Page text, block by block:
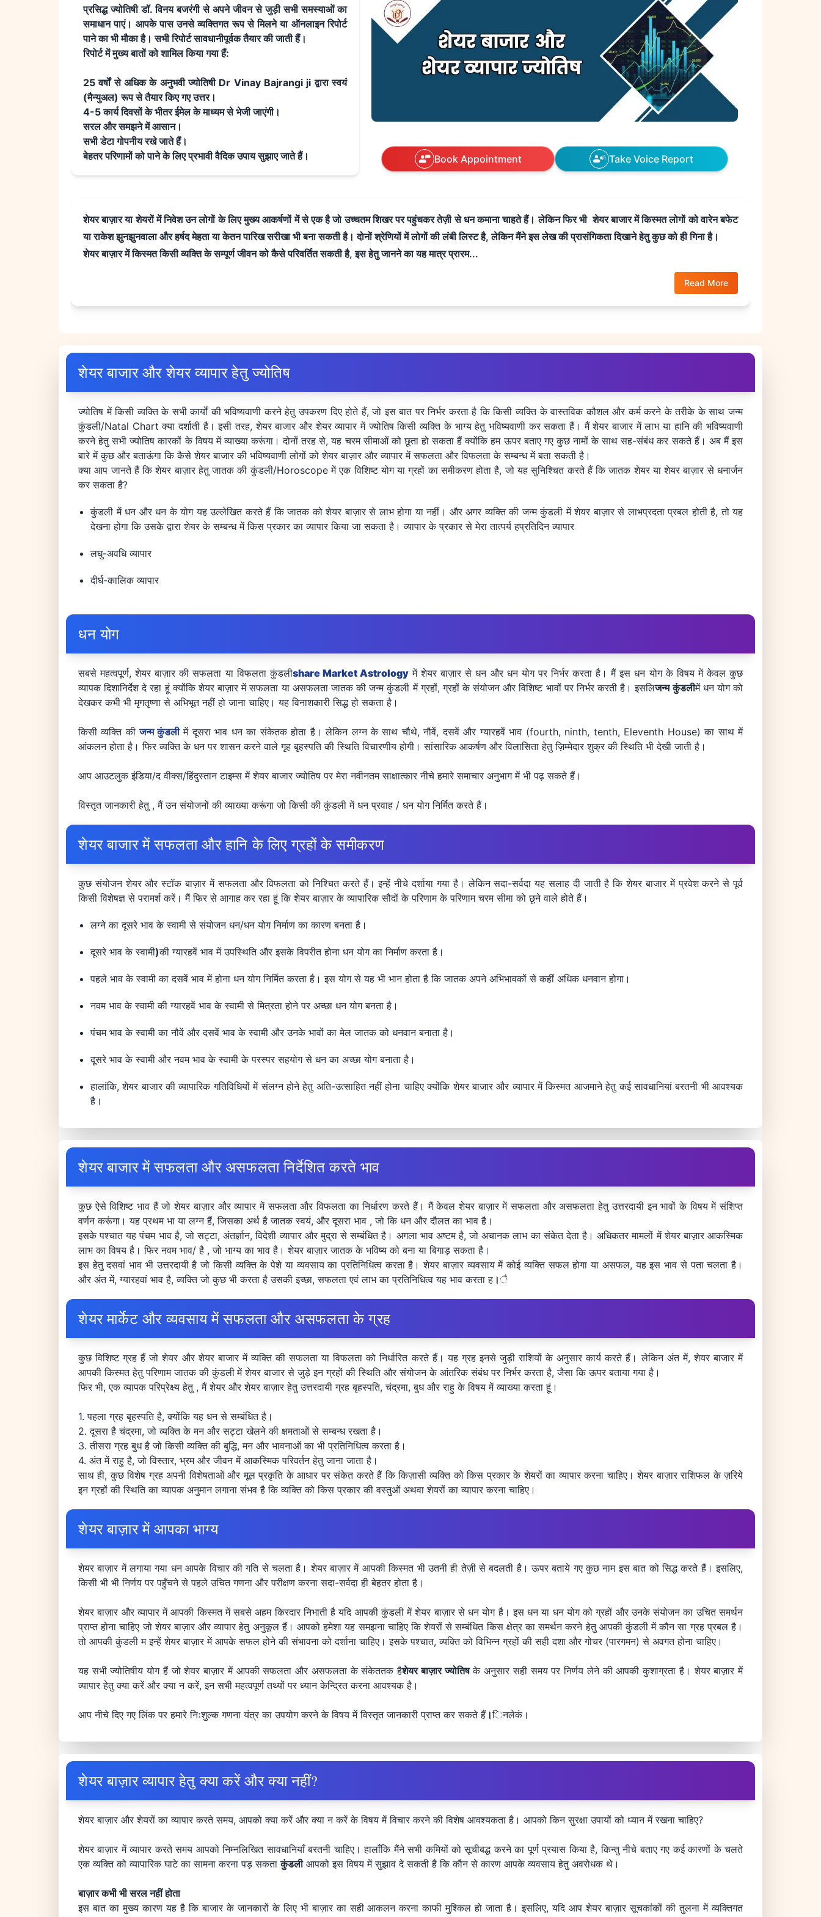
प्रसिद्ध ज्योतिषी डॉ. विनय बजरंगी से अपने जीवन से जुड़ी सभी समस्याओं का
समाधान पाएं। आपके पास उनसे व्यक्तिगत रूप से मिलने या ऑनलाइन रिपोर्ट
पाने का भी मौका है। सभी रिपोर्ट सावधानीपूर्वक तैयार की जाती हैं।
रिपोर्ट में मुख्य बातों को शामिल किया गया हैं:
25 वर्षों से अधिक के अनुभवी ज्योतिषी Dr Vinay Bajrangi ji द्वारा स्वयं
(मैन्युअल) रूप से तैयार किए गए उत्तर।
4-5 कार्य दिवसों के भीतर ईमेल के माध्यम से भेजी जाएंगी।
सरल और समझने में आसान।
सभी डेटा गोपनीय रखे जाते हैं।
बेहतर परिणामों को पाने के लिए प्रभावी वैदिक उपाय सुझाए जाते हैं।
Book Appointment Take Voice Report
शेयर बाज़ार या शेयरों में निवेश उन लोगों के लिए मुख्य आकर्षणों में से एक है जो उच्चतम शिखर पर पहुंचकर तेज़ी से धन कमाना चाहते हैं। लेकिन फिर भी शेयर बाजार में किस्मत लोगों को वारेन बफेट
या राकेश झुनझुनवाला और हर्षद मेहता या केतन पारिख सरीखा भी बना सकती है। दोनों श्रेणियों में लोगों की लंबी लिस्ट है, लेकिन मैंने इस लेख की प्रासंगिकता दिखाने हेतु कुछ को ही गिना है।
शेयर बाज़ार में किस्मत किसी व्यक्ति के सम्पूर्ण जीवन को कैसे परिवर्तित सकती है, इस हेतु जानने का यह मात्र प्रारम...
Read More
शेयर बाजार और शेयर व्यापार हेतु ज्योतिष
ज्योतिष में किसी व्यक्ति के सभी कार्यों की भविष्यवाणी करने हेतु उपकरण दिए होते हैं, जो इस बात पर निर्भर करता है कि किसी व्यक्ति के वास्तविक कौशल और कर्म करने के तरीके के साथ जन्म
कुंडली/Natal Chart क्या दर्शाती है। इसी तरह, शेयर बाजार और शेयर व्यापार में ज्योतिष किसी व्यक्ति के भाग्य हेतु भविष्यवाणी कर सकता हैं। मैं शेयर बाजार में लाभ या हानि की भविष्यवाणी
करने हेतु सभी ज्योतिष कारकों के विषय में व्याख्या करूंगा। दोनों तरह से, यह चरम सीमाओं को छूता हो सकता हैं क्योंकि हम ऊपर बताए गए कुछ नामों के साथ सह-संबंध कर सकते हैं। अब मैं इस
बारे में कुछ और बताऊंगा कि कैसे शेयर बाजार की भविष्यवाणी लोगों को शेयर बाज़ार और व्यापार में सफलता और विफलता के सम्बन्ध में बता सकती है।
क्या आप जानते हैं कि शेयर बाज़ार हेतु जातक की कुंडली/Horoscope में एक विशिष्ट योग या ग्रहों का समीकरण होता है, जो यह सुनिश्चित करते हैं कि जातक शेयर या शेयर बाज़ार से धनार्जन
कर सकता है?
कुंडली में धन और धन के योग यह उल्लेखित करते हैं कि जातक को शेयर बाज़ार से लाभ होगा या नहीं। और अगर व्यक्ति की जन्म कुंडली में शेयर बाज़ार से लाभप्रदता प्रबल होती है, तो यह
देखना होगा कि उसके द्वारा शेयर के सम्बन्ध में किस प्रकार का व्यापार किया जा सकता है। व्यापार के प्रकार से मेरा तात्पर्य हप्रतिदिन व्यापार
लघु-अवधि व्यापार
दीर्घ-कालिक व्यापार
धन योग
सबसे महत्वपूर्ण, शेयर बाज़ार की सफलता या विफलता कुंडलीshare Market Astrologyमें शेयर बाज़ार से धन और धन योग पर निर्भर करता है। मैं इस धन योग के विषय में केवल कुछ
व्यापक दिशानिर्देश दे रहा हूं क्योंकि शेयर बाज़ार में सफलता या असफलता जातक की जन्म कुंडली में ग्रहों, ग्रहों के संयोजन और विशिष्ट भावों पर निर्भर करती है। इसलिजन्म कुंडलीमें धन योग को
देखकर कभी भी मृगतृष्णा से अभिभूत नहीं हो जाना चाहिए। यह विनाशकारी सिद्ध हो सकता है।
किसी व्यक्ति कीजन्म कुंडलीमें दूसरा भाव धन का संकेतक होता है। लेकिन लग्न के साथ चौथे, नौवें, दसवें और ग्यारहवें भाव (fourth, ninth, tenth, Eleventh House) का साथ में
आंकलन होता है। फिर व्यक्ति के धन पर शासन करने वाले गृह बृहस्पति की स्थिति विचारणीय होगी। सांसारिक आकर्षण और विलासिता हेतु ज़िम्मेदार शुक्र की स्थिति भी देखी जाती है।
आप आउटलुक इंडिया/द वीक्स/हिंदुस्तान टाइम्स में शेयर बाजार ज्योतिष पर मेरा नवीनतम साक्षात्कार नीचे हमारे समाचार अनुभाग में भी पढ़ सकते हैं।
विस्तृत जानकारी हेतु , मैं उन संयोजनों की व्याख्या करूंगा जो किसी की कुंडली में धन प्रवाह / धन योग निर्मित करते हैं।
शेयर बाजार में सफलता और हानि के लिए ग्रहों के समीकरण
कुछ संयोजन शेयर और स्टॉक बाज़ार में सफलता और विफलता को निश्चित करते हैं। इन्हें नीचे दर्शाया गया है। लेकिन सदा-सर्वदा यह सलाह दी जाती है कि शेयर बाजार में प्रवेश करने से पूर्व
किसी विशेषज्ञ से परामर्श करें। मैं फिर से आगाह कर रहा हूं कि शेयर बाज़ार के व्यापारिक सौदों के परिणाम के परिणाम चरम सीमा को छूने वाले होते हैं।
लग्ने का दूसरे भाव के स्वामी से संयोजन धन/धन योग निर्माण का कारण बनता है।
दूसरे भाव के स्वामी)की ग्यारहवें भाव में उपस्थिति और इसके विपरीत होना धन योग का निर्माण करता है।
पहले भाव के स्वामी का दसवें भाव में होना धन योग निर्मित करता है। इस योग से यह भी भान होता है कि जातक अपने अभिभावकों से कहीं अधिक धनवान होगा।
नवम भाव के स्वामी की ग्यारहवें भाव के स्वामी से मित्रता होने पर अच्छा धन योग बनता है।
पंचम भाव के स्वामी का नौवें और दसवें भाव के स्वामी और उनके भावों का मेल जातक को धनवान बनाता है।
दूसरे भाव के स्वामी और नवम भाव के स्वामी के परस्पर सहयोग से धन का अच्छा योग बनाता है।
हालांकि, शेयर बाजार की व्यापारिक गतिविधियों में संलग्न होने हेतु अति-उत्साहित नहीं होना चाहिए क्योंकि शेयर बाजार और व्यापार में किस्मत आजमाने हेतु कई सावधानियां बरतनी भी आवश्यक
है।
शेयर बाजार में सफलता और असफलता निर्देशित करते भाव
कुछ ऐसे विशिष्ट भाव हैं जो शेयर बाज़ार और व्यापार में सफलता और विफलता का निर्धारण करते हैं। मैं केवल शेयर बाज़ार में सफलता और असफलता हेतु उत्तरदायी इन भावों के विषय में संशिप्त
वर्णन करूंगा। यह प्रथम भा या लग्न हैं, जिसका अर्थ है जातक स्वयं, और दूसरा भाव , जो कि धन और दौलत का भाव है।
इसके पश्चात यह पंचम भाव है, जो सट्टा, अंतर्ज्ञान, विदेशी व्यापार और मुद्रा से सम्बंधित है। अगला भाव अष्टम है, जो अचानक लाभ का संकेत देता है। अधिकतर मामलों में शेयर बाज़ार आकस्मिक
लाभ का विषय है। फिर नवम भाव/ है , जो भाग्य का भाव है। शेयर बाज़ार जातक के भविष्य को बना या बिगाड़ सकता है।
इस हेतु दसवां भाव भी उत्तरदायी है जो किसी व्यक्ति के पेशे या व्यवसाय का प्रतिनिधित्व करता है। शेयर बाज़ार व्यवसाय में कोई व्यक्ति सफल होगा या असफल, यह इस भाव से पता चलता है।
और अंत में, ग्यारहवां भाव है, व्यक्ति जो कुछ भी करता है उसकी इच्छा, सफलता एवं लाभ का प्रतिनिधित्व यह भाव करता ह ।ै
शेयर मार्केट और व्यवसाय में सफलता और असफलता के ग्रह
कुछ विशिष्ट ग्रह हैं जो शेयर और शेयर बाजार में व्यक्ति की सफलता या विफलता को निर्धारित करते हैं। यह ग्रह इनसे जुड़ी राशियों के अनुसार कार्य करते हैं। लेकिन अंत में, शेयर बाजार में
आपकी किस्मत हेतु परिणाम जातक की कुंडली में शेयर बाजार से जुड़े इन ग्रहों की स्थिति और संयोजन के आंतरिक संबंध पर निर्भर करता है, जैसा कि ऊपर बताया गया है।
फिर भी, एक व्यापक परिप्रेक्ष्य हेतु , मैं शेयर और शेयर बाज़ार हेतु उत्तरदायी ग्रह बृहस्पति, चंद्रमा, बुध और राहु के विषय में व्याख्या करता हूं।
1. पहला ग्रह बृहस्पति है, क्योंकि यह धन से सम्बंधित है।
2. दूसरा है चंद्रमा, जो व्यक्ति के मन और सट्टा खेलने की क्षमताओं से सम्बन्ध रखता है।
3. तीसरा ग्रह बुध है जो किसी व्यक्ति की बुद्धि, मन और भावनाओं का भी प्रतिनिधित्व करता है।
4. अंत में राहु है, जो विस्तार, भ्रम और जीवन में आकस्मिक परिवर्तन हेतु जाना जाता है।
साथ ही, कुछ विशेष ग्रह अपनी विशेषताओं और मूल प्रकृति के आधार पर संकेत करते हैं कि किज़ासी व्यक्ति को किस प्रकार के शेयरों का व्यापार करना चाहिए। शेयर बाज़ार राशिफल के ज़रिये
इन ग्रहों की स्थिति का व्यापक अनुमान लगाना संभव है कि व्यक्ति को किस प्रकार की वस्तुओं अथवा शेयरों का व्यापार करना चाहिए।
शेयर बाज़ार में आपका भाग्य
शेयर बाज़ार में लगाया गया धन आपके विचार की गति से चलता है। शेयर बाज़ार में आपकी किस्मत भी उतनी ही तेज़ी से बदलती है। ऊपर बताये गए कुछ नाम इस बात को सिद्ध करते हैं। इसलिए,
किसी भी भी निर्णय पर पहुँचने से पहले उचित गणना और परीक्षण करना सदा-सर्वदा ही बेहतर होता है।
शेयर बाज़ार और व्यापार में आपकी किस्मत में सबसे अहम किरदार निभाती है यदि आपकी कुंडली में शेयर बाज़ार से धन योग है। इस धन या धन योग को ग्रहों और उनके संयोजन का उचित समर्थन
प्राप्त होना चाहिए जो शेयर बाज़ार और व्यापार हेतु अनुकूल हैं। आपको हमेशा यह समझना चाहिए कि शेयरों से सम्बंधित किस क्षेत्र का समर्थन करने हेतु आपकी कुंडली में कौन सा ग्रह प्रबल है।
तो आपकी कुंडली म इन्हें शेयर बाज़ार में आपके सफल होने की संभावना को दर्शाना चाहिए। इसके पश्चात, व्यक्ति को विभिन्न ग्रहों की सही दशा और गोचर (पारगमन) से अवगत होना चाहिए।
यह सभी ज्योतिषीय योग हैं जो शेयर बाज़ार में आपकी सफलता और असफलता के संकेततक हैशेयर बाज़ार ज्योतिषके अनुसार सही समय पर निर्णय लेने की आपकी कुशाग्रता है। शेयर बाज़ार में
व्यापार हेतु क्या करें और क्या न करें, इन सभी महत्वपूर्ण तथ्यों पर ध्यान केन्द्रित करना आवश्यक है।
आप नीचे दिए गए लिंक पर हमारे निःशुल्क गणना यंत्र का उपयोग करने के विषय में विस्तृत जानकारी प्राप्त कर सकते हैं।िनलेकं।
शेयर बाज़ार व्यापार हेतु क्या करें और क्या नहीं?
शेयर बाज़ार और शेयरों का व्यापार करते समय, आपको क्या करें और क्या न करें के विषय में विचार करने की विशेष आवश्यकता है। आपको किन सुरक्षा उपायों को ध्यान में रखना चाहिए?
शेयर बाज़ार में व्यापार करते समय आपको निम्नलिखित सावधानियाँ बरतनी चाहिए। हालाँकि मैंने सभी कमियों को सूचीबद्ध करने का पूर्ण प्रयास किया है, किन्तु नीचे बताए गए कई कारणों के चलते
एक व्यक्ति को व्यापारिक घाटे का सामना करना पड़ सकताकुंडलीआपको इस विषय में सुझाव दे सकती है कि कौन से कारण आपके व्यवसाय हेतु अवरोधक थे।
बाज़ार कभी भी सरल नहीं होता
इस बात का मुख्य कारण यह है कि बाजार के जानकारों के लिए भी बाज़ार का सही आकलन करना काफी मुश्किल हो जाता है। इसलिए, यदि आप शेयर बाज़ार सूचकांकों की तुलना में व्यक्तिगत